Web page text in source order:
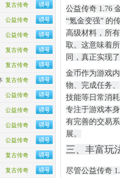
复古传奇
公益传奇
公益传奇
复古传奇
复古传奇
复古传奇
公益传奇
公益传奇
公益传奇
公益传奇
复古传奇
复古传奇
公益传奇 1.76
“氪金变强” 的
高级材料，所
取。这意味着
同，真正实现
金币作为游戏
物、完成任务
技能等日常消
专注于游戏本
有完善的交易
展。
三、丰富玩
尽管公益传奇